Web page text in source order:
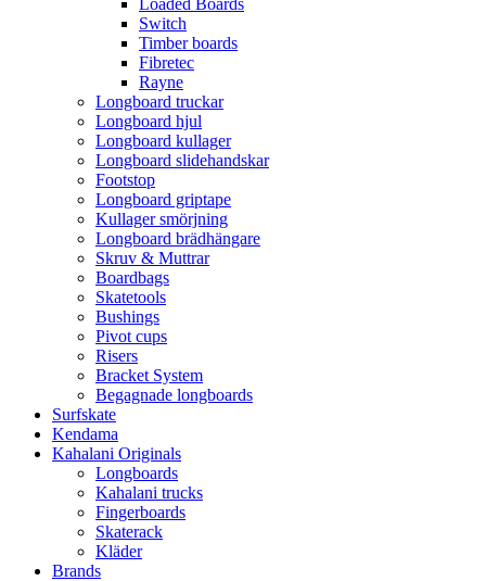
Switch
Timber boards
Fibretec
Rayne
Longboard truckar
Longboard hjul
Longboard kullager
Longboard slidehandskar
Footstop
Longboard griptape
Kullager smörjning
Longboard brädhängare
Skruv & Muttrar
Boardbags
Skatetools
Bushings
Pivot cups
Risers
Bracket System
Begagnade longboards
Surfskate
Kendama
Kahalani Originals
Longboards
Kahalani trucks
Fingerboards
Skaterack
Kläder
Brands